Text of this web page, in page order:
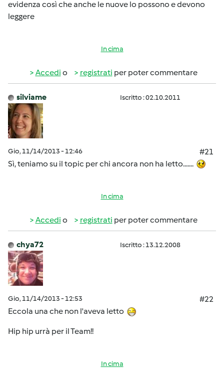
evidenza così che anche le nuove lo possono e devono
leggere
In cima
Accedi o registrati per poter commentare
silviame Iscritto : 02.10.2011
Gio, 11/14/2013 - 12:46
#21
Sì, teniamo su il topic per chi ancora non ha letto.......
In cima
Accedi o registrati per poter commentare
chya72 Iscritto : 13.12.2008
Gio, 11/14/2013 - 12:53
#22
Eccola una che non l'aveva letto
Hip hip urrà per il Team!!
In cima